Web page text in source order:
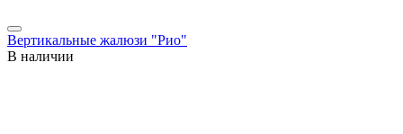
Вертикальные жалюзи "Рио"
В наличии